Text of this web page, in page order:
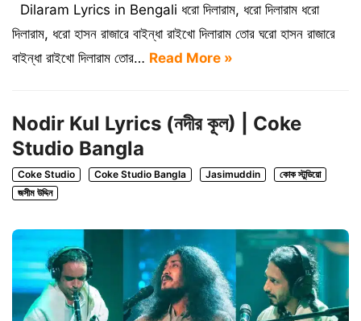
Dilaram Lyrics in Bengali ধরো দিলারাম, ধরো দিলারাম ধরো
দিলারাম, ধরো হাসন রাজারে বাইন্ধা রাইখো দিলারাম তোর ঘরো হাসন রাজারে
বাইন্ধা রাইখো দিলারাম তোর… Read More »
Nodir Kul Lyrics (নদীর কূল) | Coke
Studio Bangla
Coke Studio Coke Studio Bangla Jasimuddin
কোক স্টুডিয়ো
জসীম উদ্দিন